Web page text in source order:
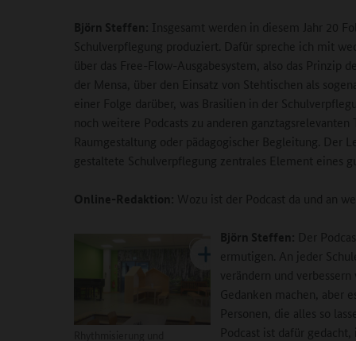
Björn Steffen: Insgesamt werden in diesem Jahr 20
Schulverpflegung produziert. Dafür spreche ich mit
über das Free-Flow-Ausgabesystem, also das Prinzip
der Mensa, über den Einsatz von Stehtischen als
einer Folge darüber, was Brasilien in der
noch weitere Podcasts zu anderen
Raumgestaltung oder pädagogischer Begleitung. Der
gestaltete Schulverpflegung zentrales Element eines
Online-Redaktion: Wozu ist der Podcast da und an
Björn Steffen: Der
ermutigen. An jeder
verändern und verbessern
Gedanken machen, aber
Personen, die alles so
Podcast ist dafür